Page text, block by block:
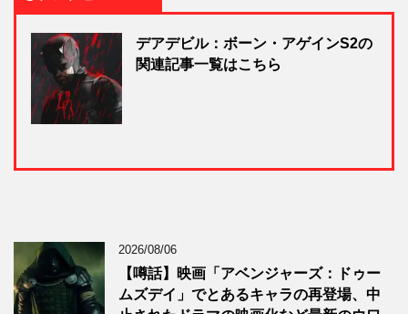
デアデビル：ボーン・アゲインS2の
関連記事一覧はこちら
2026/08/06
【噂話】映画「アベンジャーズ：ドゥー
ムズデイ」でとあるキャラの再登場、中